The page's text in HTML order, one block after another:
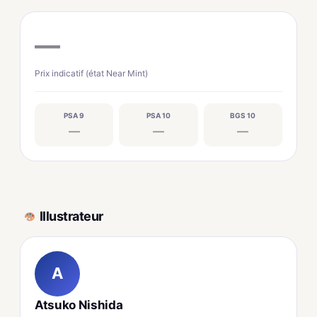
—
Prix indicatif (état Near Mint)
PSA 9
—
PSA 10
—
BGS 10
—
Illustrateur
A
Atsuko Nishida